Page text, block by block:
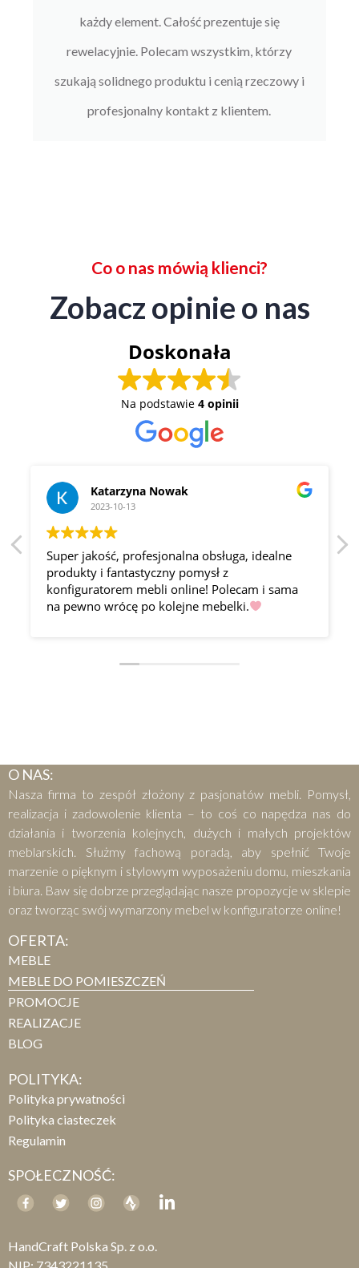
każdy element. Całość prezentuje się
rewelacyjnie. Polecam wszystkim, którzy
szukają solidnego produktu i cenią rzeczowy i
profesjonalny kontakt z klientem.
Co o nas mówią klienci?
Zobacz opinie o nas
Doskonała
Na podstawie 4 opinii
Katarzyna Nowak
2023-10-13
Super jakość, profesjonalna obsługa, idealne
produkty i fantastyczny pomysł z
konfiguratorem mebli online! Polecam i sama
na pewno wrócę po kolejne mebelki.
O NAS:
Nasza firma to zespół złożony z pasjonatów mebli. Pomysł,
realizacja i zadowolenie klienta – to coś co napędza nas do
działania i tworzenia kolejnych, dużych i małych projektów
meblarskich. Służmy fachową poradą, aby spełnić Twoje
marzenie o pięknym i stylowym wyposażeniu domu, mieszkania
i biura. Baw się dobrze przeglądając nasze propozycje w sklepie
oraz tworząc swój wymarzony mebel w konfiguratorze online!
OFERTA:
MEBLE
MEBLE DO POMIESZCZEŃ
PROMOCJE
REALIZACJE
BLOG
POLITYKA:
Polityka prywatności
Polityka ciasteczek
Regulamin
SPOŁECZNOŚĆ:
HandCraft Polska Sp. z o.o.